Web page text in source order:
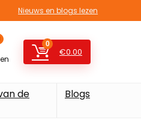
Nieuws en blogs lezen
0
€0.00
de
Blogs